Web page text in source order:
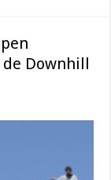
Downhill